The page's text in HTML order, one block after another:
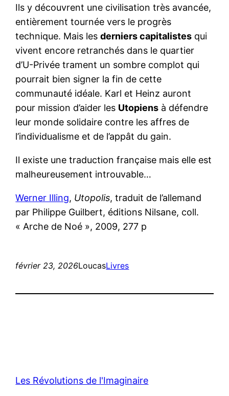
Ils y découvrent une civilisation très avancée,
entièrement tournée vers le progrès
technique. Mais lesderniers capitalistes qui
vivent encore retranchés dans le quartier
d’U-Privée trament un sombre complot qui
pourrait bien signer la fin de cette
communauté idéale. Karl et Heinz auront
pour mission d’aider les Utopiens à défendre
leur monde solidaire contre les affres de
l’individualisme et de l’appât du gain.
Il existe une traduction française mais elle est
malheureusement introuvable…
Werner Illing, Utopolis, traduit de l’allemand
par Philippe Guilbert, éditions Nilsane, coll.
« Arche de Noé », 2009, 277 p
février 23, 2026LoucasLivres
Les Révolutions de l'Imaginaire